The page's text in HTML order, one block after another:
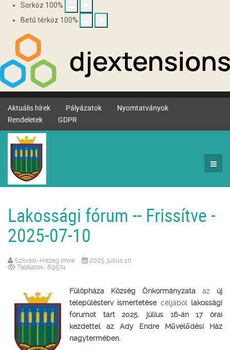
Sorköz 100%
Betű térköz 100%
Aktuális hírek Pályázatok
Nyomtatványok
Rendeletek
GDPR
Lakossági fórum -- Frissítve -
2025-07-10
Szilvási-Hazag Imre
2025. július 10
Találatok: 69574
Fülöpháza Község Önkormányzata az új
településterv ismertetésecéljából lakossági
fórumot tart 2025. július 16-án 17 órai
kezdettel az Ady Endre Művelődési Ház
nagytermében.